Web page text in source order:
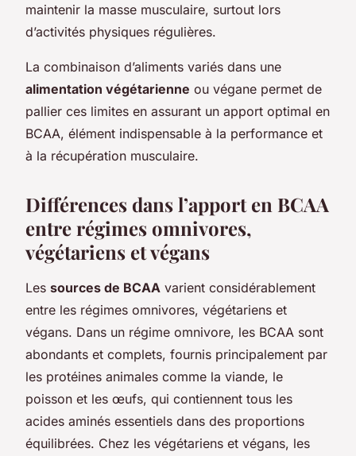
maintenir la masse musculaire, surtout lors
d’activités physiques régulières.
La combinaison d’aliments variés dans une
alimentation végétarienne ou végane permet de
pallier ces limites en assurant un apport optimal en
BCAA, élément indispensable à la performance et
à la récupération musculaire.
Différences dans l’apport en BCAA
entre régimes omnivores,
végétariens et végans
Les sources de BCAA varient considérablement
entre les régimes omnivores, végétariens et
végans. Dans un régime omnivore, les BCAA sont
abondants et complets, fournis principalement par
les protéines animales comme la viande, le
poisson et les œufs, qui contiennent tous les
acides aminés essentiels dans des proportions
équilibrées. Chez les végétariens et végans, les